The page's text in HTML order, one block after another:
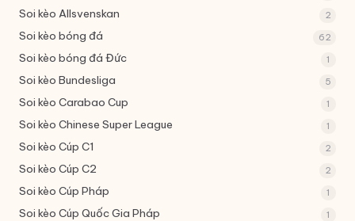
Soi kèo Allsvenskan 2
Soi kèo bóng đá 62
Soi kèo bóng đá Đức 1
Soi kèo Bundesliga 5
Soi kèo Carabao Cup 1
Soi kèo Chinese Super League 1
Soi kèo Cúp C1 2
Soi kèo Cúp C2 2
Soi kèo Cúp Pháp 1
Soi kèo Cúp Quốc Gia Pháp 1